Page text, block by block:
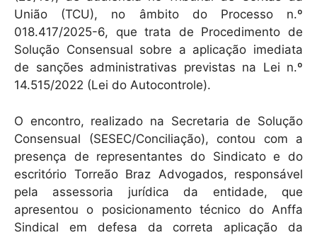
s
A
p
p
e
b
o
o
l
União (TCU), no âmbito do Processo n.º
018.417/2025-6, que trata de Procedimento de
Solução Consensual sobre a aplicação imediata
de sanções administrativas previstas na Lei n.º
14.515/2022 (Lei do Autocontrole).
O encontro, realizado na Secretaria de Solução
Consensual (SESEC/Conciliação), contou com a
presença de representantes do Sindicato e do
escritório Torreão Braz Advogados, responsável
pela assessoria jurídica da entidade, que
apresentou o posicionamento técnico do Anffa
Sindical em defesa da correta aplicação da